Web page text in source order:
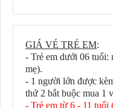
GIÁ VÉ TRẺ EM:
- Trẻ em dưới 06 tuổi:
mẹ).
- 1 người lớn được
thứ 2 bắt buộc mua 1
- Trẻ em từ 6 - 11